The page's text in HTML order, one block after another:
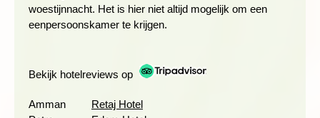
*De Wadi Mujib Ibex trail is open van november t/m maart
(Mocht deze wandeling niet mogelijk zijn door omstandigheden
goede (water)schoenen aanbevolen)
woestijnnacht. Het is hier niet altijd mogelijk om een
eenpersoonskamer te krijgen.
Bekijk hotelreviews op
Amman
Retaj Hotel